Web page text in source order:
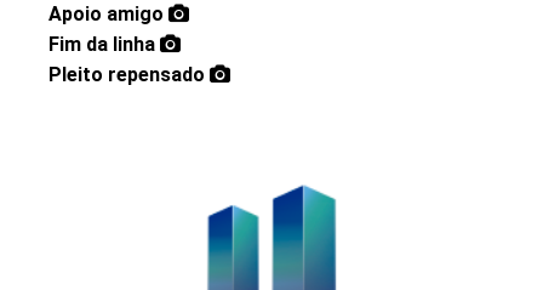
Apoio amigo
Fim da linha
Pleito repensado